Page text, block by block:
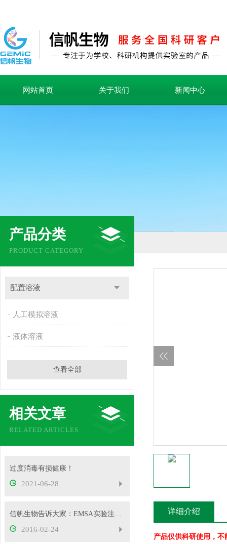
网站首页 关于我们 新闻中心
产品分类
PRODUCT CATEGORY
配置溶液
人工模拟溶液
液体溶液
查看全部
相关文章
RELATED ARTICLES
过度消毒有损健康！
2021-06-28
信帆生物告诉大家：EMSA实验注意事项及常见问题分析
2016-02-24
详细介绍
产品仅供科研使用，